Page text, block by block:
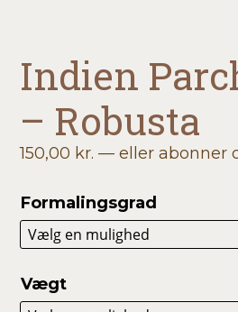
Indien
– Robusta
150,00 kr. — eller abonner
Formalingsgrad
Vægt